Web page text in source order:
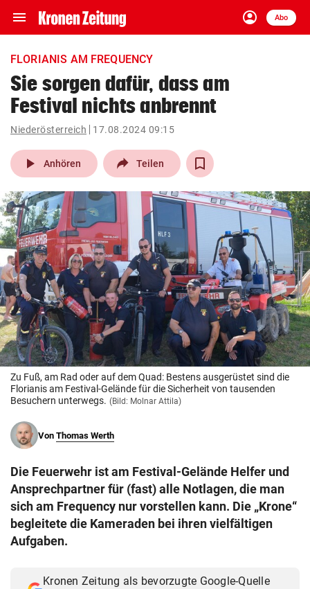
menu Navigation
ein-/ausklappen
account_circle
Anmelden
Abo
close Schließen
account_circle Anmelden
arrow_right
pin_drop
Wien arrow_right
bookmark
search
Suchbegriff
eingeben
© Krone Multimedia GmbH & Co KG 2026
Muthgasse 2, 1190 Wien
FLORIANIS AM FREQUENCY
Sie sorgen dafür, dass am
Festival nichts anbrennt
Niederösterreich 17.08.2024 09:15
play_arrow Anhören Teilen
Zu Fuß, am Rad oder auf dem Quad: Bestens ausgerüstet sind die
Florianis am Festival-Gelände für die Sicherheit von tausenden
Besuchern unterwegs. (Bild: Molnar Attila)
Von Thomas Werth
Die Feuerwehr ist am Festival-Gelände Helfer und
Ansprechpartner für (fast) alle Notlagen, die man
sich am Frequency nur vorstellen kann. Die „Krone“
begleitete die Kameraden bei ihren vielfältigen
Aufgaben.
Kronen Zeitung als bevorzugte Google-Quelle